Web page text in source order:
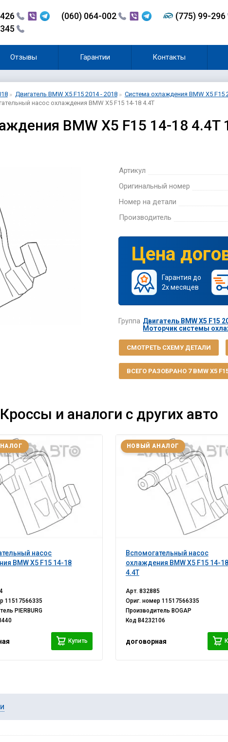
(060) 064-002
(775) 99-296
Отзывы Гарантии Контакты
Двигатель BMW X5 F15 2014 - 2018
Система охлаждения BMW X5 F15
насос охлаждения BMW X5 F15 14-18 4.4T
BMW X5 F15 14-18
Артикул
Оригинальный номер
Номер на детали
Производитель
Цена
Гарантия до
2х месяцев
Группа Двигатель BMW X5 F15
Моторчик системы
СМОТРЕТЬ СХЕМУ ДЕТАЛИ
ВСЕГО РАЗОБРАНО 7 BMW X5
Кроссы и аналоги с других авто
насос
BMW X5 F15 14-18
11517566335
PIERBURG
Купить
Вспомогательный насос
охлаждения BMW X5 F15 14-18
4.4T
НОВЫЙ АНАЛОГ
Арт. 832885
Ориг. номер 11517566335
Производитель BOGAP
Код B4232106
договорная